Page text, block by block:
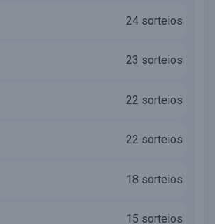
24 sorteios
23 sorteios
22 sorteios
22 sorteios
18 sorteios
15 sorteios